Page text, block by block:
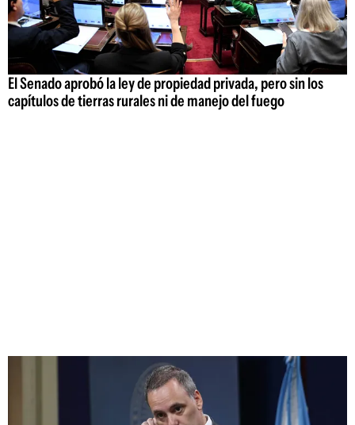
El Senado aprobó la ley de propiedad privada, pero sin los
capítulos de tierras rurales ni de manejo del fuego